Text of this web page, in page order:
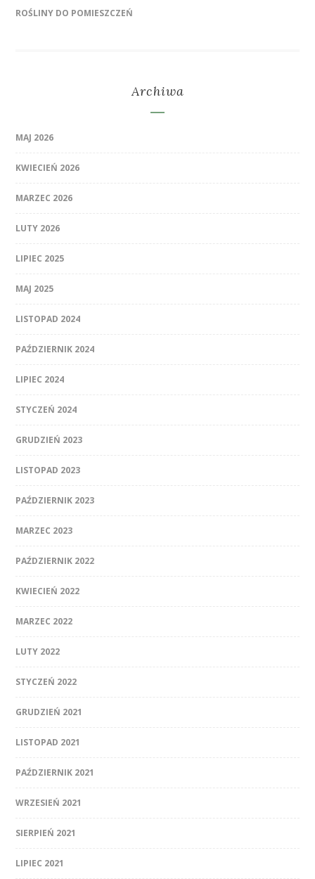
ROŚLINY DO POMIESZCZEŃ
Archiwa
MAJ 2026
KWIECIEŃ 2026
MARZEC 2026
LUTY 2026
LIPIEC 2025
MAJ 2025
LISTOPAD 2024
PAŹDZIERNIK 2024
LIPIEC 2024
STYCZEŃ 2024
GRUDZIEŃ 2023
LISTOPAD 2023
PAŹDZIERNIK 2023
MARZEC 2023
PAŹDZIERNIK 2022
KWIECIEŃ 2022
MARZEC 2022
LUTY 2022
STYCZEŃ 2022
GRUDZIEŃ 2021
LISTOPAD 2021
PAŹDZIERNIK 2021
WRZESIEŃ 2021
SIERPIEŃ 2021
LIPIEC 2021